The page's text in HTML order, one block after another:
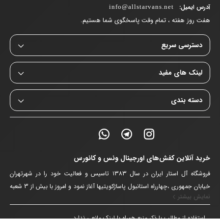
آدرس ایمیل: info@allstarvans.net
هفت روز هفته ، تمام وقت پاسخگوی شما هستیم.
دسترسی سریع
لینک های مفید
دسته بندی
خرید آنلاین کفش‌های اورجینال ونس و کانورس
فروشگاه آل استار ایران در سال ۱۳۸۳ تاسیس و فعالیت خود را در شهرتهران
خیابان جمهوری ،چهارراه استانبول پاساژکویتیها آغاز نمود و امروز با بیش از 3 شعبه
اقدام به تامین محصولات پرطرفدار پوشاک دنیا از برندهای کانورس ، ونس ، دیور ،
نمایش بیشتر
استفاده از مطالب با ذکر منبع همراه با لینک مانعی ندارد.